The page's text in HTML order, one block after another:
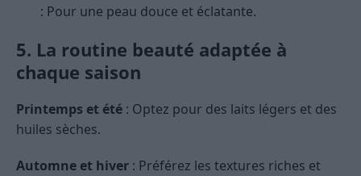
: Pour une peau douce et éclatante.
5. La routine beauté adaptée à
chaque saison
Printemps et été : Optez pour des laits légers et des
huiles sèches.
Automne et hiver : Préférez les textures riches et